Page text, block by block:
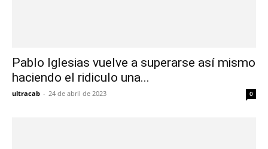
Pablo Iglesias vuelve a superarse así mismo
haciendo el ridiculo una...
ultracab - 24 de abril de 2023 0